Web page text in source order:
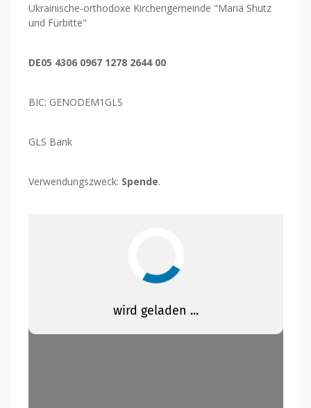
Ukrainische-orthodoxe Kirchengemeinde "Mariä Shutz
und Fürbitte"
DE05 4306 0967 1278 2644 00
BIC: GENODEM1GLS
GLS Bank
Verwendungszweck: Spende.